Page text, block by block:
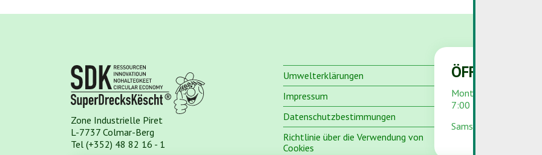
Zone Industrielle Piret
L-7737 Colmar-Berg
Tel (+352) 48 82 16 - 1
Umwelterklärungen
Impressum
Datenschutzbestimmungen
Richtlinie über die Verwendung von
Cookies
Montag bis Freitag
7:00 – 12:00 und
Samstag und Sonntag